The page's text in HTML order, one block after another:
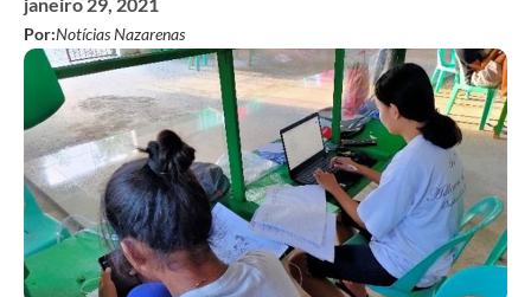
Por:Notícias Nazarenas